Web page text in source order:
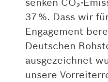
37 %. Dass wir
Engagement
Deutschen
ausgezeichnet
unsere